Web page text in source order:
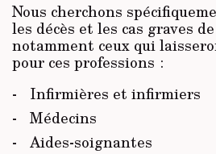
Nous cherchons
les décès et les cas graves
notamment ceux qui
pour ces professions :
Infirmières et infirmiers
Médecins
Aides-soignantes